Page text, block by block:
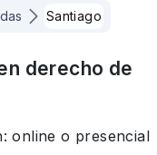
Santiago
derecho de
online o presencial